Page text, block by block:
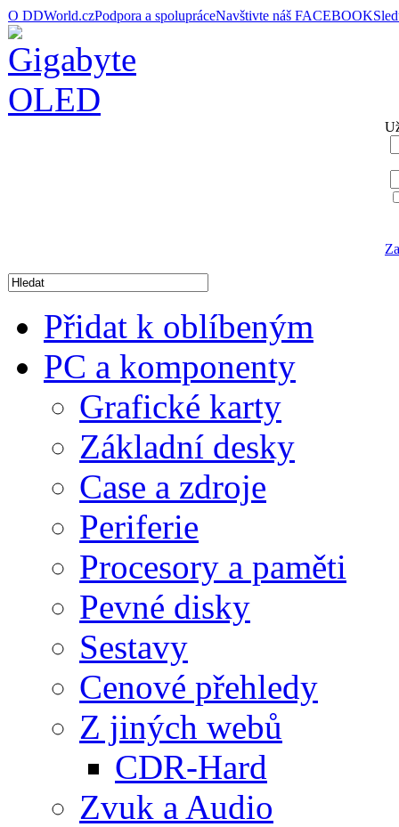
O DDWorld.czPodpora a spolupráceNavštivte náš FACEBOOK
Přidat k oblíbeným
PC a komponenty
Grafické karty
Základní desky
Case a zdroje
Periferie
Procesory a paměti
Pevné disky
Sestavy
Cenové přehledy
Z jiných webů
CDR-Hard
Zvuk a Audio